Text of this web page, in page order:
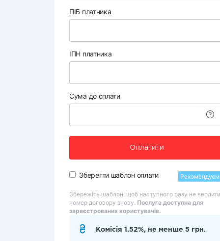
ПІБ платника
ІПН платника
Сума до сплати
Оплатити
Зберегти шаблон оплати
Збережіть шаблон, щоб наступного разу не вводити
номер договору знову. Послуга доступна для
зареєстрованих користувачів.
Комісія 1.52%, не менше 5 грн.